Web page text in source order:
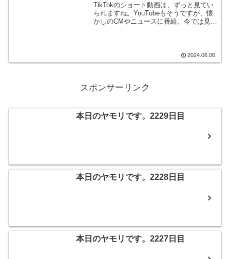
TikTokのショート動画は、ずっと見てい
られますね。YouTubeもそうですが、懐
かしのCMやニュースに番組、今では見る
こんなで、本日のヤモリです。 2024.06.06
スポンサーリンク
本日のヤモリです。2229日目
本日のヤモリです。2228日目
本日のヤモリです。2227日目